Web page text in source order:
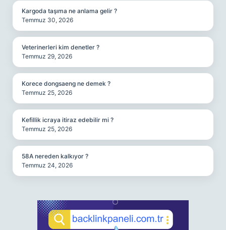
Kargoda taşıma ne anlama gelir ?
Temmuz 30, 2026
Veterinerleri kim denetler ?
Temmuz 29, 2026
Korece dongsaeng ne demek ?
Temmuz 25, 2026
Kefillik icraya itiraz edebilir mi ?
Temmuz 25, 2026
58A nereden kalkıyor ?
Temmuz 24, 2026